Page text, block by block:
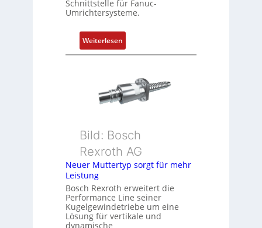
r
t
P
o
s
i
o
m
s
u
n
g
Schnittstelle für Fanuc-
Umrichtersysteme.
Weiterlesen:
D
h
g
e
k
m
b
i
Bild: Bosch
Rexroth AG
Neuer Muttertyp sorgt für mehr
Leistung
Bosch Rexroth erweitert die
Performance Line seiner
Kugelgewindetriebe um eine
Lösung für vertikale und
dynamische